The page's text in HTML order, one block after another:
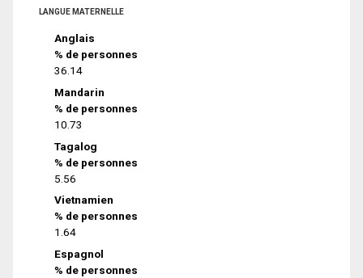
LANGUE MATERNELLE
Anglais
% de personnes
36.14
Mandarin
% de personnes
10.73
Tagalog
% de personnes
5.56
Vietnamien
% de personnes
1.64
Espagnol
% de personnes